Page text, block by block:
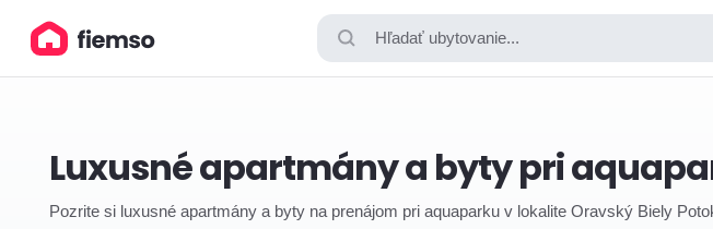
Hľadať ubytovanie...
Luxusné apartmány a byty pri
Pozrite si luxusné apartmány a byty na prenájom pri aquaparku v lokalite Oravský Biely